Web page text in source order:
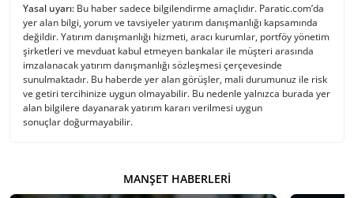
Yasal uyarı: Bu haber sadece bilgilendirme amaçlıdır. Paratic.com’da
yer alan bilgi, yorum ve tavsiyeler yatırım danışmanlığı kapsamında
değildir. Yatırım danışmanlığı hizmeti, aracı kurumlar, portföy yönetim
şirketleri ve mevduat kabul etmeyen bankalar ile müşteri arasında
imzalanacak yatırım danışmanlığı sözleşmesi çerçevesinde
sunulmaktadır. Bu haberde yer alan görüşler, mali durumunuz ile risk
ve getiri tercihinize uygun olmayabilir. Bu nedenle yalnızca burada yer
alan bilgilere dayanarak yatırım kararı verilmesi uygun
sonuçlar doğurmayabilir.
MANŞET HABERLERI